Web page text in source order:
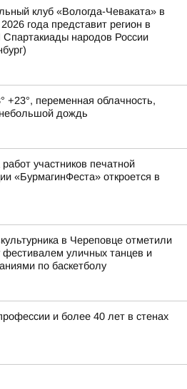
клуб «Вологда-Чеваката» в
года представит регион в
народов России
+23°, переменная облачность,
дождь
участников печатной
«БурмагинФеста» откроется в
в Череповце отметили
фестивалем уличных танцев и
по баскетболу
и более 40 лет в стенах